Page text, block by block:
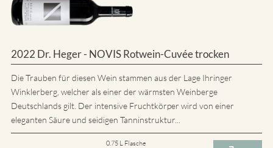
2022 Dr. Heger - NOVIS Rotwein-Cuvée trocken
Die Trauben für diesen Wein stammen aus der Lage Ihringer
Winklerberg, welcher als einer der wärmsten Weinberge
Deutschlands gilt. Der intensive Fruchtkörper wird von einer
eleganten Säure und seidigen Tanninstruktur...
0.75 L Flasche